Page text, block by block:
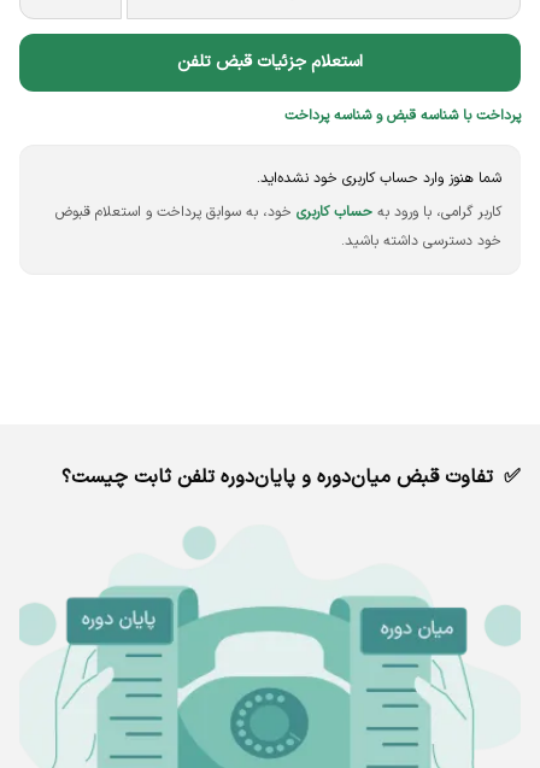
استعلام جزئیات قبض تلفن
پرداخت با شناسه قبض و شناسه پرداخت
شما هنوز وارد حساب کاربری خود نشده‌اید.
کاربر گرامی، با ورود به حساب کاربری خود، به سوابق پرداخت و استعلام قبوض
خود دسترسی داشته باشید.
تفاوت قبض میان‌دوره و پایان‌دوره تلفن ثابت چیست؟